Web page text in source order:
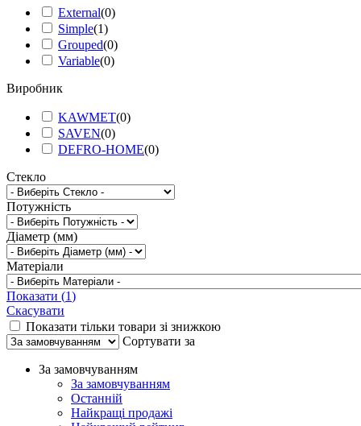
External(0)
Simple(1)
Grouped(0)
Variable(0)
Виробник
KAWMET(0)
SAVEN(0)
DEFRO-HOME(0)
Стекло
Потужність
Діаметр (мм)
Матеріали
Показати (1)
Скасувати
Показати тільки товари зі знижкою
Сортувати за
За замовчуванням
За замовчуванням
Останній
Найкращі продажі